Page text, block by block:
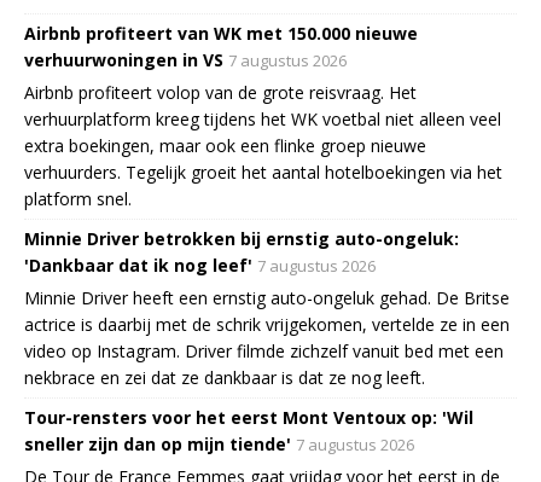
Airbnb profiteert van WK met 150.000 nieuwe
verhuurwoningen in VS 7 augustus 2026
Airbnb profiteert volop van de grote reisvraag. Het
verhuurplatform kreeg tijdens het WK voetbal niet alleen veel
extra boekingen, maar ook een flinke groep nieuwe
verhuurders. Tegelijk groeit het aantal hotelboekingen via het
platform snel.
Minnie Driver betrokken bij ernstig auto-ongeluk:
'Dankbaar dat ik nog leef' 7 augustus 2026
Minnie Driver heeft een ernstig auto-ongeluk gehad. De Britse
actrice is daarbij met de schrik vrijgekomen, vertelde ze in een
video op Instagram. Driver filmde zichzelf vanuit bed met een
nekbrace en zei dat ze dankbaar is dat ze nog leeft.
Tour-rensters voor het eerst Mont Ventoux op: 'Wil
sneller zijn dan op mijn tiende' 7 augustus 2026
De Tour de France Femmes gaat vrijdag voor het eerst in de